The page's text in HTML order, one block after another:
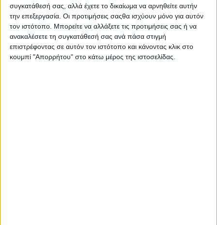
συγκατάθεσή σας, αλλά έχετε το δικαίωμα να αρνηθείτε αυτήν
την επεξεργασία. Οι προτιμήσεις σαςθα ισχύουν μόνο για αυτόν
τον ιστότοπο. Μπορείτε να αλλάξετε τις προτιμήσεις σας ή να
ανακαλέσετε τη συγκατάθεσή σας ανά πάσα στιγμή
επιστρέφοντας σε αυτόν τον ιστότοπο και κάνοντας κλικ στο
κουμπί "Απορρήτου" στο κάτω μέρος της ιστοσελίδας.
2019
Στατιστικά Thessaloniki
#JobFestival 2019
Στατιστικά Athens #JobFestival
2018